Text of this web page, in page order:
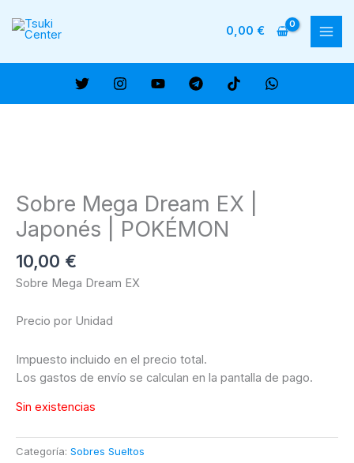
0,00 €
Sobre Mega Dream EX |
Japonés | POKÉMON
10,00 €
Sobre Mega Dream EX
Precio por Unidad
Impuesto incluido en el precio total.
Los gastos de envío se calculan en la pantalla de pago.
Sin existencias
Categoría: Sobres Sueltos